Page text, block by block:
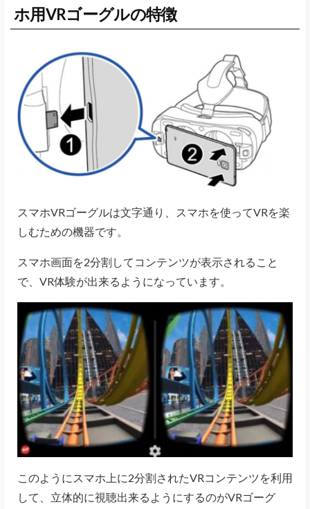
ホ用VRゴーグルの特徴
スマホVRゴーグルは文字通り、スマホを使ってVRを楽
しむための機器です。
スマホ画面を2分割してコンテンツが表示されること
で、VR体験が出来るようになっています。
このようにスマホ上に2分割されたVRコンテンツを利用
して、立体的に視聴出来るようにするのがVRゴーグ